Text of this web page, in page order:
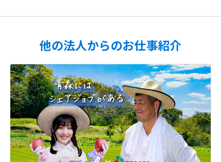
他の法人からのお仕事紹介